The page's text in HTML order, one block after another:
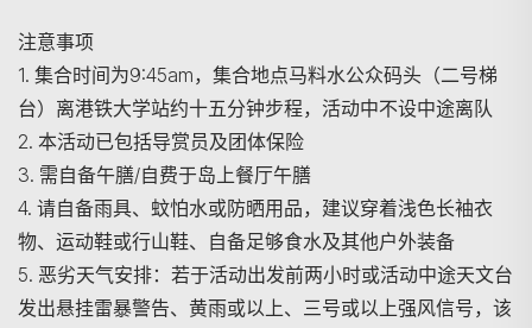
注意事项
1. 集合时间为9:45am，集合地点马料水公众码头（二号梯
台）离港铁大学站约十五分钟步程，活动中不设中途离队
2. 本活动已包括导赏员及团体保险
3. 需自备午膳/自费于岛上餐厅午膳
4. 请自备雨具、蚊怕水或防晒用品，建议穿着浅色长袖衣
物、运动鞋或行山鞋、自备足够食水及其他户外装备
5. 恶劣天气安排：若于活动出发前两小时或活动中途天文台
发出悬挂雷暴警告、黄雨或以上、三号或以上强风信号，该